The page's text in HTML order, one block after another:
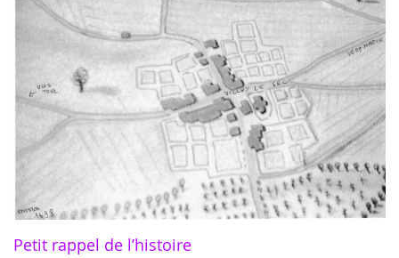
Petit rappel de l’histoire